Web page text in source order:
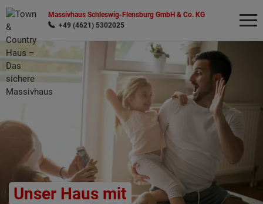
Massivhaus Schleswig-Flensburg GmbH & Co. KG
+49 (4621) 5302025
Unser Haus mit
Wonach möchten Sie suchen?